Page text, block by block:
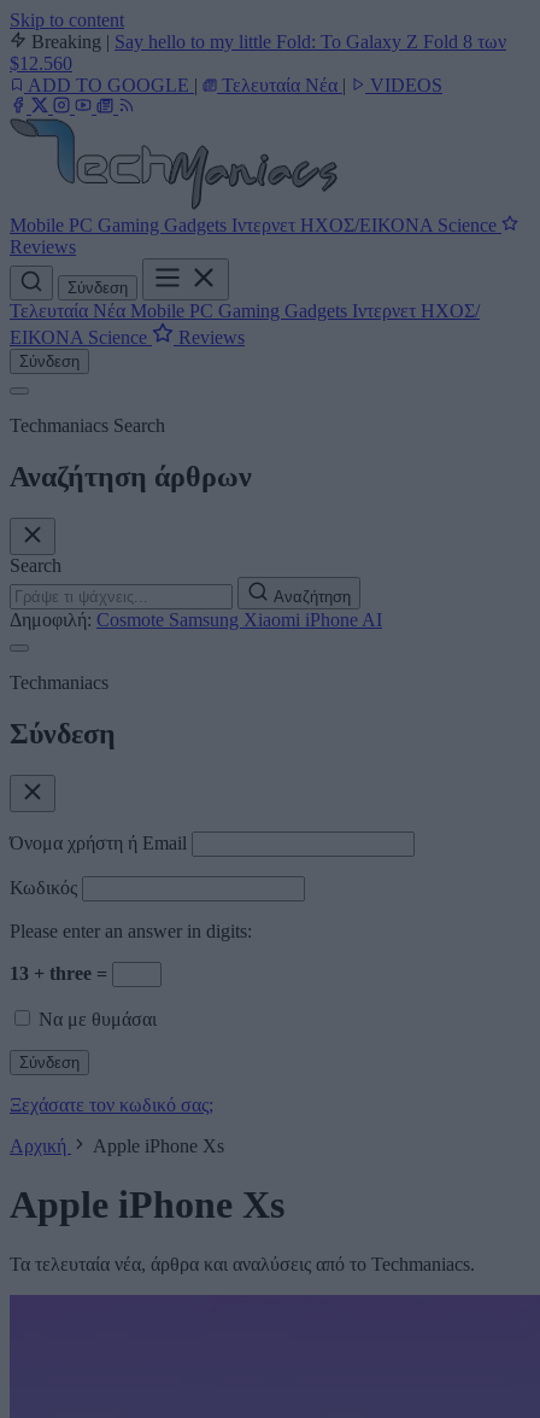
Skip to content
Breaking | Say hello to my little Fold: Το Galaxy Z Fold 8 των
$12.560
ADD TO GOOGLE | Τελευταία Νέα | VIDEOS
Mobile PC Gaming Gadgets Ιντερνετ ΗΧΟΣ/ΕΙΚΟΝΑ Science
Reviews
Σύνδεση
Τελευταία Νέα Mobile PC Gaming Gadgets Ιντερνετ ΗΧΟΣ/
ΕΙΚΟΝΑ Science Reviews
Σύνδεση
Techmaniacs Search
Αναζήτηση άρθρων
Search
Αναζήτηση
Δημοφιλή: Cosmote Samsung Xiaomi iPhone AI
Techmaniacs
Σύνδεση
Όνομα χρήστη ή Email
Κωδικός
Please enter an answer in digits:
13 + three =
Να με θυμάσαι
Ξεχάσατε τον κωδικό σας;
Αρχική
Apple iPhone Xs
Apple iPhone Xs
Τα τελευταία νέα, άρθρα και αναλύσεις από το Techmaniacs.